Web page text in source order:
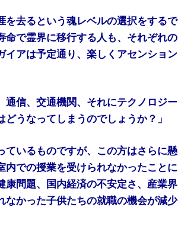
を去るという魂レベルの選択をするで
命で霊界に移行する人も、それぞれの
アは予定通り、楽しくアセンション
通信、交通機関、それにテクノロジー
うなってしまうのでしょうか？」
ているものですが、この方はさらに懸
での授業を受けられなかったことに
康問題、国内経済の不安定さ、産業界
なかった子供たちの就職の機会が減少